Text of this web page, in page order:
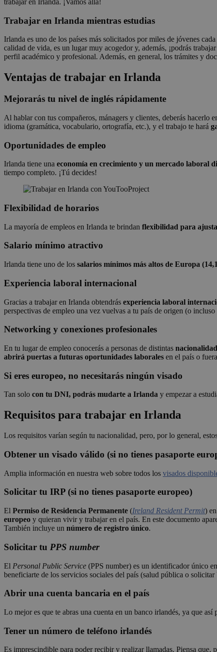
Trabajar en Irlanda mientras estudias
Irlanda es uno de los países más solicitados por miles de jóvenes
calidad de vida, es un lugar muy acogedor y, además, ¡podrás
perfil académico y profesional. Además, en general, los trámites y
Ventajas de trabajar en Irlanda
Mejorarás tu nivel de inglés rápidamente
Al hablar con tus compañeros, mánagers y clientes, deberás hacerlo
idioma (gramática, vocabulario, ortografía, etc.), y el trabajo te hará
Oportunidades de empleo
Irlanda tiene una economía en crecimiento y un mercado laboral
tiempo completo. ¡Tú decides!
Flexibilidad de horarios
La mayoría de empleos en Irlanda te brindan flexibilidad para
Salario mínimo atractivo
Irlanda tiene uno de los salarios mínimos más altos de Europa
Experiencia laboral internacional
Gracias a trabajar en Irlanda obtendrás experiencia laboral
perspectivas de empleo una vez vuelvas a tu país de origen (o
Networking y conexiones profesionales
En tu lugar de empleo conocerás a personas de distintas
abrirá puertas a futuras oportunidades laborales en el país o
Si eres europeo, no necesitarás ningún visado
Tan solo con tu DNI, podrás mudarte a Irlanda y empezar a
Requisitos para trabajar en Irlanda
Los requisitos varían según tu nacionalidad, pero, por lo general,
Obtener un visado válido (si no tienes pasaporte
Amplia información en nuestra web sobre todos los visados
Solicitar tu IRP (si no tienes pasaporte europeo)
El Permiso de Residencia Permanente (Ireland Resident Permit)
europeo y quieran vivir y trabajar en el país. En este documento
También incluye un número de registro único.
Solicitar tu PPS number
El Personal Public Service (PPS number) es un identificador único
beneficiarte de los servicios sociales del país (salud pública o
Abrir una cuenta bancaria en el país
Lo mejor es que te abras una cuenta en un banco irlandés, ya que
Tener un número de teléfono irlandés
Es imprescindible para poder recibir y realizar llamadas. Piensa